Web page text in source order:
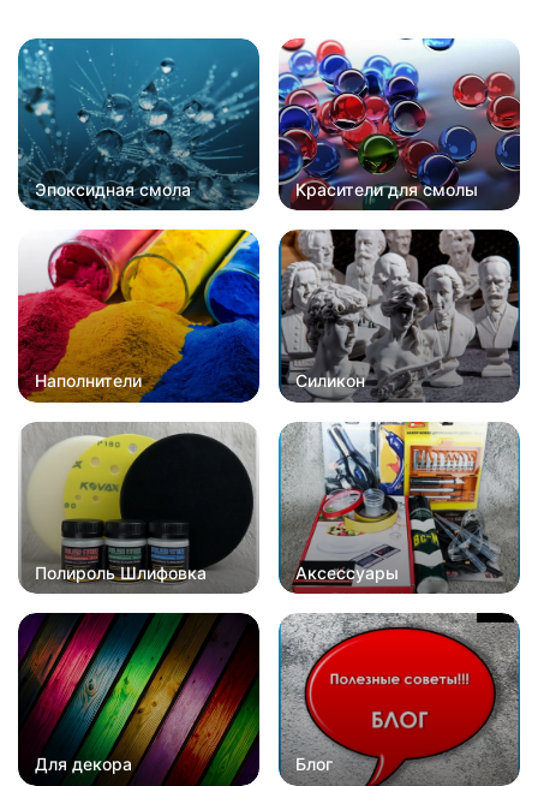
Эпоксидная смола Красители для смолы
Наполнители Силикон
Полироль Шлифовка Аксессуары
Для декора Блог